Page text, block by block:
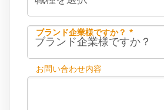
ブランド企業様ですか？ *
お問い合わせ内容